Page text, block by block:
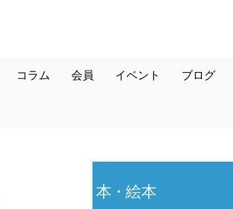
コラム 会員 イベント ブログ
本・絵本